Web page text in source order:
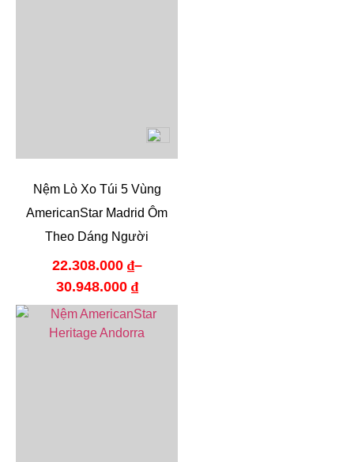
Nệm Lò Xo Túi 5 Vùng
AmericanStar Madrid Ôm
Theo Dáng Người
22.308.000 ₫–
30.948.000 ₫